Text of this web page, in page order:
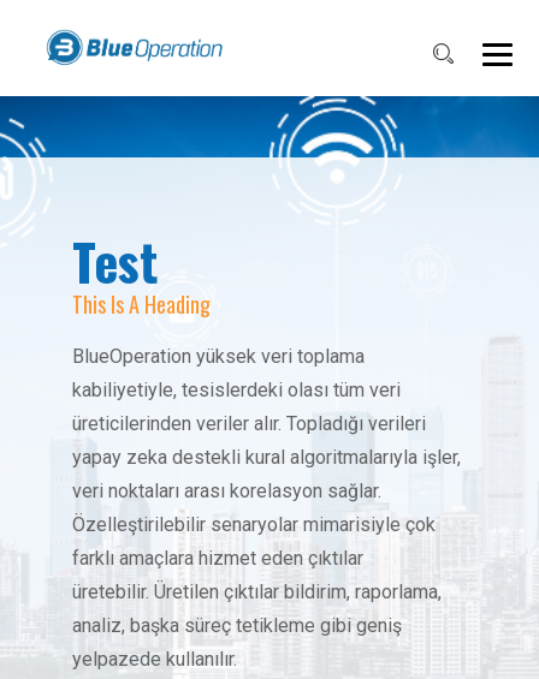
Test
This Is A Heading
BlueOperation yüksek veri toplama
kabiliyetiyle, tesislerdeki olası tüm veri
üreticilerinden veriler alır. Topladığı verileri
yapay zeka destekli kural algoritmalarıyla işler,
veri noktaları arası korelasyon sağlar.
Özelleştirilebilir senaryolar mimarisiyle çok
farklı amaçlara hizmet eden çıktılar
üretebilir. Üretilen çıktılar bildirim, raporlama,
analiz, başka süreç tetikleme gibi geniş
yelpazede kullanılır.